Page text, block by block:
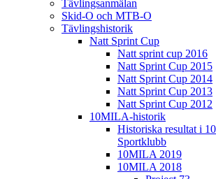
Tävlingsanmälan
Skid-O och MTB-O
Tävlingshistorik
Natt Sprint Cup
Natt sprint cup 2016
Natt Sprint Cup 2015
Natt Sprint Cup 2014
Natt Sprint Cup 2013
Natt Sprint Cup 2012
10MILA-historik
Historiska resultat i
Sportklubb
10MILA 2019
10MILA 2018